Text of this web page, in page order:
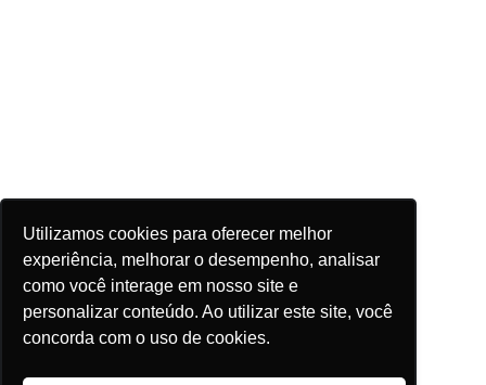
Utilizamos cookies para oferecer melhor
experiência, melhorar o desempenho, analisar
como você interage em nosso site e
personalizar conteúdo. Ao utilizar este site, você
concorda com o uso de cookies.